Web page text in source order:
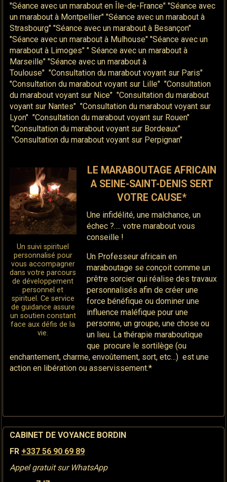
"Séance avec un marabout en Île-de-France" "Séance avec
un marabout à Montpellier" "Séance avec un marabout à
Strasbourg" "Séance avec un marabout à Besançon"
"Séance avec un marabout à Mulhouse" "Séance avec un
marabout à Limoges" " Séance avec un marabout à
Marseille" "Séance avec un marabout à
Toulouse" "Consultation du marabout voyant sur Paris"
"Consultation du marabout voyant sur Lille" "Consultation
du marabout voyant sur Nice" "Consultation du marabout
voyant sur Nantes" "Consultation du marabout voyant sur
Lyon" "Consultation du marabout voyant sur Rouen"
"Consultation du marabout voyant sur Bordeaux"
"Consultation du marabout voyant sur Perpignan"
Un suivi spirituel
personnalisé pour
vous accompagner
dans votre parcours
de développement
personnel et
spirituel. Ce service
de guidance assure
un soutien constant
face aux défis de la
vie.
LE MARABOUTAGE AFRICAIN
A SEINE-SAINT-DENIS SERT
VOTRE CAUSE*
Une infidélité, une malchance, un
échec ?…. votre marabout vous
conseille !
Un Professeur africain en
maraboutage se conçoit comme un
prêtre sorcier qui réalise des travaux
personnalisés afin de créer une
force bénéfique ou dominer une
influence maléfique pour une
personne, un groupe, une chose ou
un lieu. La thérapie maraboutique
que procure le sortilège (ou
enchantement, charme, envoûtement, sort, etc…) est une
action en libération ou asservissement.*
CABINET DE VOYANCE BORDIN
FR +337 56 90 69 89
Appel gratuit sur WhatsApp